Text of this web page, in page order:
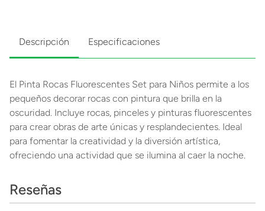
Descripción Especificaciones
El Pinta Rocas Fluorescentes Set para Niños permite a los
pequeños decorar rocas con pintura que brilla en la
oscuridad. Incluye rocas, pinceles y pinturas fluorescentes
para crear obras de arte únicas y resplandecientes. Ideal
para fomentar la creatividad y la diversión artística,
ofreciendo una actividad que se ilumina al caer la noche.
Reseñas